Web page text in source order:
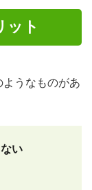
ット
うなものがあ
い